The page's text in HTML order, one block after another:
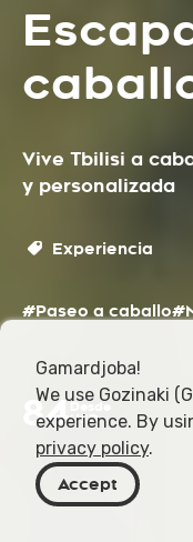
Vive Tbilisi a
y personalizada
Experiencia
#Paseo a caballo
84USD
Gamardjoba!
We use Gozinaki
experience. By
privacy policy.
Accept